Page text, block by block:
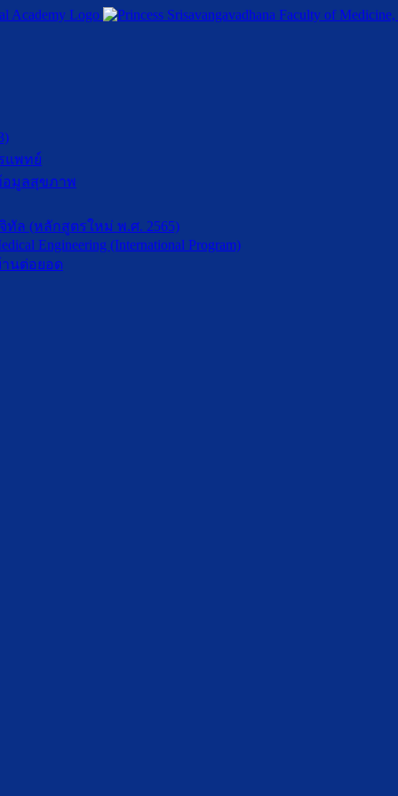
แพทย์
อมูลสุขภาพ
ล (หลักสูตรใหม่ พ.ศ. 2565)
Engineering (International Program)
นต่อยอด